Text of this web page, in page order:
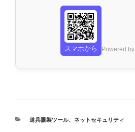
スマホから Powered by
カ
道具眼製ツール、 ネットセキュリティ